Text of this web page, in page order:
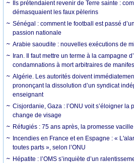
Ils prétendaient revenir de Terre sainte :
démasquaient les faux pèlerins
Sénégal : comment le football est passé
passion nationale
Arabie saoudite : nouvelles exécutions de
Iran. Il faut mettre un terme à la campagne
condamnations à mort arbitraires de
Algérie. Les autorités doivent
prononçant la dissolution d’un syndicat
enseignant
Cisjordanie, Gaza : l’ONU voit s’éloigner la
change de visage
Réfugiés : 75 ans après, la promesse vacille
Incendies en France et en Espagne : «
toutes parts », selon l’ONU
Hépatite : l’OMS s’inquiète d’un